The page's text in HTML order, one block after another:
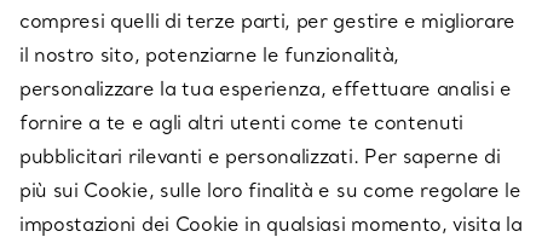
SU TIFFANY & CO.
LEGALE
compresi quelli di terze parti, per gestire e migliorare
il nostro sito, potenziarne le funzionalità,
personalizzare la tua esperienza, effettuare analisi e
fornire a te e agli altri utenti come te contenuti
pubblicitari rilevanti e personalizzati. Per saperne di
più sui Cookie, sulle loro finalità e su come regolare le
impostazioni dei Cookie in qualsiasi momento, visita la